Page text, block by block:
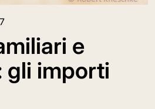
e
gli importi